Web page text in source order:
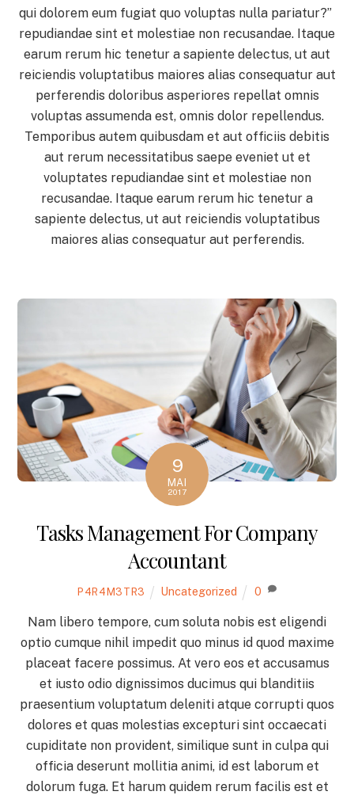
qui dolorem eum fugiat quo voluptas nulla pariatur?”
repudiandae sint et molestiae non recusandae. Itaque
earum rerum hic tenetur a sapiente delectus, ut aut
reiciendis voluptatibus maiores alias consequatur aut
perferendis doloribus asperiores repellat omnis
voluptas assumenda est, omnis dolor repellendus.
Temporibus autem quibusdam et aut officiis debitis
aut rerum necessitatibus saepe eveniet ut et
voluptates repudiandae sint et molestiae non
recusandae. Itaque earum rerum hic tenetur a
sapiente delectus, ut aut reiciendis voluptatibus
maiores alias consequatur aut perferendis.
9
MAI
2017
Tasks Management For Company
Accountant
P4R4M3TR3 Uncategorized 0
Nam libero tempore, cum soluta nobis est eligendi
optio cumque nihil impedit quo minus id quod maxime
placeat facere possimus. At vero eos et accusamus
et iusto odio dignissimos ducimus qui blanditiis
praesentium voluptatum deleniti atque corrupti quos
dolores et quas molestias excepturi sint occaecati
cupiditate non provident, similique sunt in culpa qui
officia deserunt mollitia animi, id est laborum et
dolorum fuga. Et harum quidem rerum facilis est et